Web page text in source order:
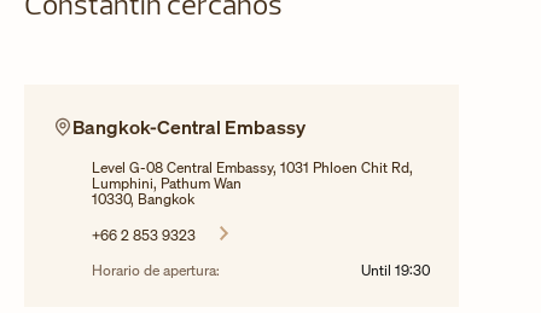
Constantin cercanos
Bangkok-Central Embassy
Level G-08 Central Embassy, 1031 Phloen Chit Rd,
Lumphini, Pathum Wan
10330, Bangkok
+66 2 853 9323
Horario de apertura:
Until 19:30